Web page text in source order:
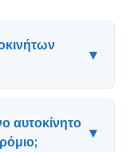
▾
αυτοκίνητο
▾